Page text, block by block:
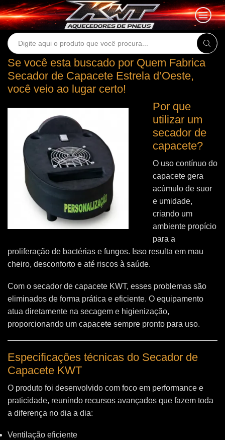
Search
Se você esta buscado por Quem Fabrica
Secador de Capacete Estrela d’Oeste,
você veio ao lugar certo!
Por que
utilizar um
secador de
capacete?
O uso contínuo do
capacete gera
acúmulo de suor
e umidade,
criando um
ambiente propício
para a
proliferação de bactérias e fungos. Isso resulta em mau
cheiro, desconforto e até riscos à saúde.
Com o secador de capacete KWT, esses problemas são
eliminados de forma prática e eficiente. O equipamento
atua diretamente na secagem e higienização,
proporcionando um capacete sempre pronto para uso.
Especificações técnicas do Secador de
Capacete KWT
O produto foi desenvolvido com foco em performance e
praticidade, reunindo recursos avançados que fazem toda
a diferença no dia a dia:
Ventilação eficiente